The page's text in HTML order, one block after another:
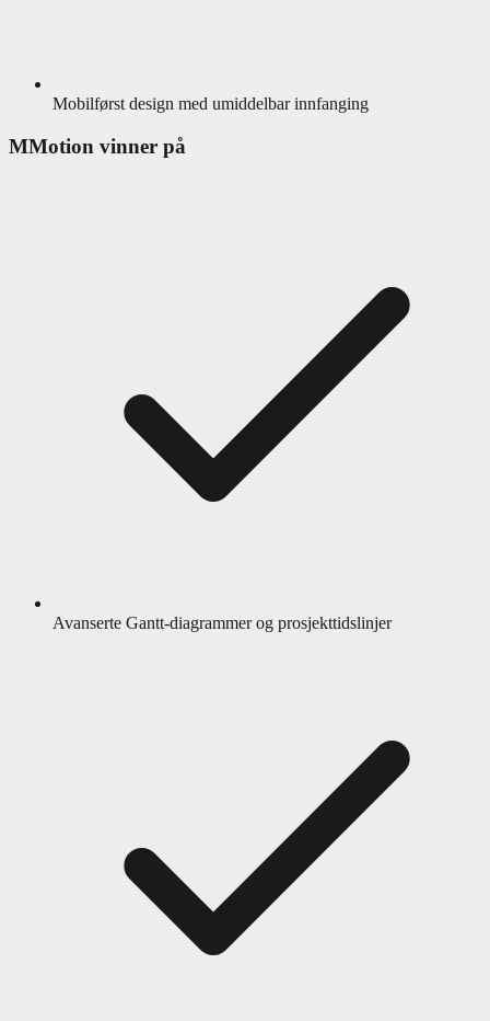
Mobilførst design med umiddelbar innfanging
MMotion vinner på
Avanserte Gantt-diagrammer og prosjekttidslinjer